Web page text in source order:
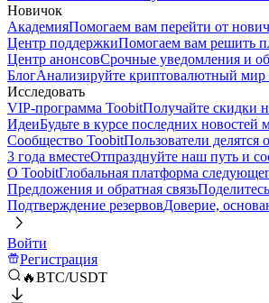
Новичок
АкадемияПомогаем вам перейти от
Центр поддержкиПомогаем вам решить
Центр анонсовСрочные уведомления и
БлогАнализируйте криптовалютный мир
Исследовать
VIP-программа ToobitПолучайте скидки
ИдеиБудьте в курсе последних новостей
Сообщество ToobitПользователи
3 года вместеОтпразднуйте наш путь и
О ToobitГлобальная платформа
Предложения и обратная связь
Подтверждение резервовДоверие,
Войти
Регистрация
🔥BTC/USDT